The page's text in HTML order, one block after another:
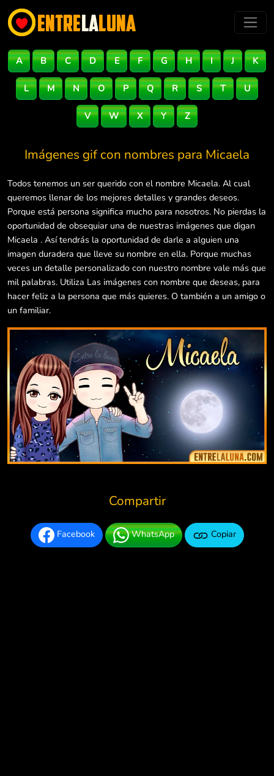
A B C D E F G H I J K
L M N O P Q R S T U
V W X Y Z
Imágenes gif con nombres para Micaela
Todos tenemos un ser querido con el nombre Micaela. Al cual
queremos llenar de los mejores detalles y grandes deseos.
Porque está persona significa mucho para nosotros. No pierdas la
oportunidad de obsequiar una de nuestras imágenes que digan
Micaela . Así tendrás la oportunidad de darle a alguien una
imagen duradera que lleve su nombre en ella. Porque muchas
veces un detalle personalizado con nuestro nombre vale más que
mil palabras. Utiliza Las imágenes con nombre que deseas, para
hacer feliz a la persona que más quieres. O también a un amigo o
un familiar.
Compartir
Facebook WhatsApp Copiar